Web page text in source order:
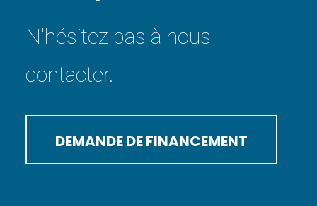
N'hésitez pas à nous
contacter.
DEMANDE DE FINANCEMENT